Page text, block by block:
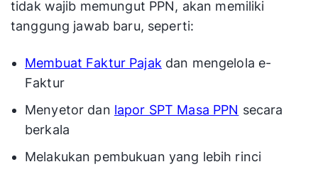
tidak wajib memungut PPN, akan memiliki
tanggung jawab baru, seperti:
Membuat Faktur Pajak dan mengelola e-
Faktur
Menyetor dan lapor SPT Masa PPN secara
berkala
Melakukan pembukuan yang lebih rinci